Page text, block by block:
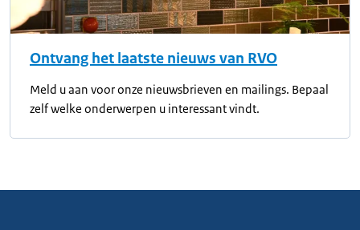
Ontvang het laatste nieuws van RVO
Meld u aan voor onze nieuwsbrieven en mailings. Bepaal
zelf welke onderwerpen u interessant vindt.